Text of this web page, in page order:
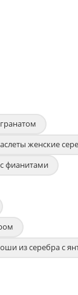
женские
фианитами
из серебра с